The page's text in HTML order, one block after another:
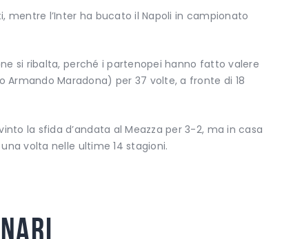
mentre l’Inter ha bucato il Napoli in campionato
si ribalta, perché i partenopei hanno fatto valere
Armando Maradona) per 37 volte, a fronte di 18
la sfida d’andata al Meazza per 3-2, ma in casa
volta nelle ultime 14 stagioni.